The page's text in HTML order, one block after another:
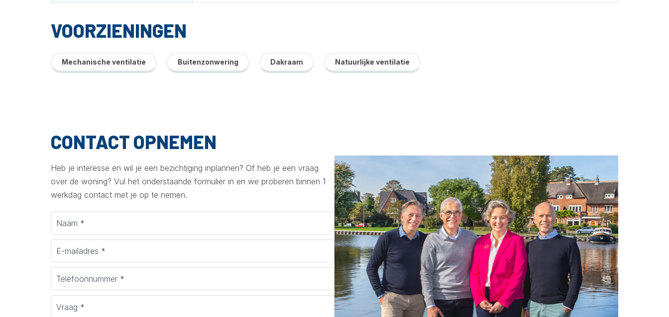
VOORZIENINGEN
Mechanische ventilatie Buitenzonwering Dakraam Natuurlijke ventilatie
CONTACT OPNEMEN
Heb je interesse en wil je een bezichtiging inplannen? Of heb je een vraag
over de woning? Vul het onderstaande formulier in en we proberen binnen 1
werkdag contact met je op te nemen.